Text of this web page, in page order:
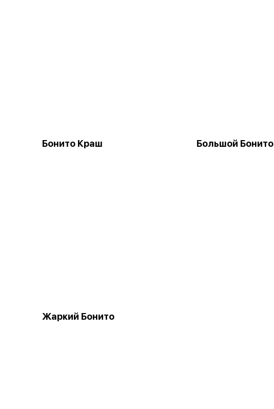
Бонито Краш Большой Бонито
Жаркий Бонито